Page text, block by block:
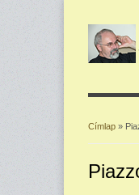
Címlap »